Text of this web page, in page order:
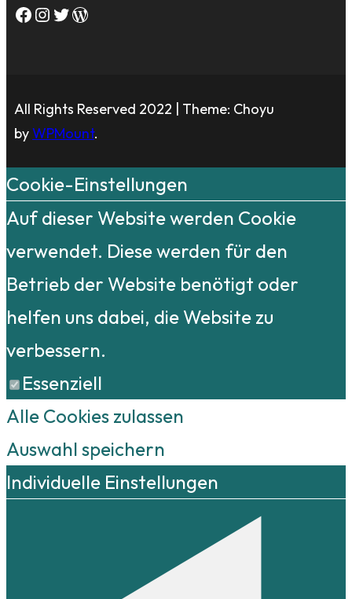
Facebook Instagram Twitter WordPress
All Rights Reserved 2022 | Theme: Choyu
byWPMount.
Cookie-Einstellungen
Auf dieser Website werden Cookie
verwendet. Diese werden für den
Betrieb der Website benötigt oder
helfen uns dabei, die Website zu
verbessern.
Essenziell
Alle Cookies zulassen
Auswahl speichern
Individuelle Einstellungen